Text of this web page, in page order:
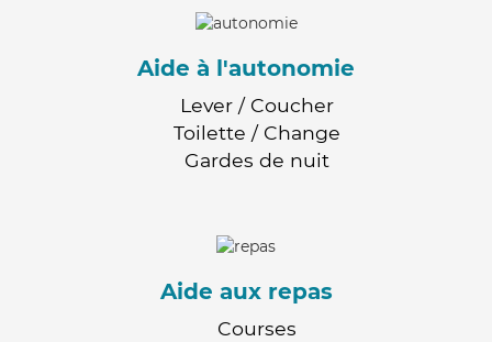
Aide à l'autonomie
Lever / Coucher
Toilette / Change
Gardes de nuit
Aide aux repas
Courses